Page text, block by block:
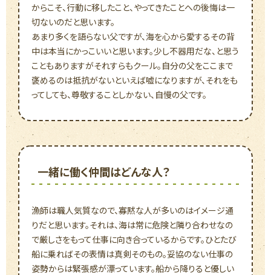
からこそ、行動に移したこと、やってきたことへの後悔は一
切ないのだと思います。
あまり多くを語らない父ですが、海を心から愛するその背
中は本当にかっこいいと思います。少し不器用だな、と思う
こともありますがそれすらもクール。自分の父をここまで
褒めるのは抵抗がないといえば嘘になりますが、それをも
ってしても、尊敬することしかない、自慢の父です。
一緒に働く仲間はどんな人？
漁師は職人気質なので、寡黙な人が多いのはイメージ通
りだと思います。それは、海は常に危険と隣り合わせなの
で厳しさをもって仕事に向き合っているからです。ひとたび
船に乗ればその表情は真剣そのもの。妥協のない仕事の
姿勢からは緊張感が漂っています。船から降りると優しい